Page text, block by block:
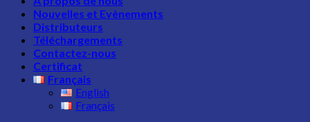
Nouvelles et Evènements
Distributeurs
Téléchargements
Contactez-nous
Certificat
Français
English
Français